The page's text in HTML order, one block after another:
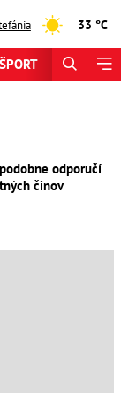
33 °C
ŠPORT
odporučí
činov